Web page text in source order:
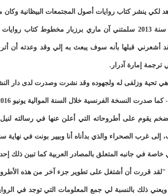
لكي ينشر كتاب روايات أصول المجتمعات البيظانية
في شهر دجمبر سنة 2013 سلمتني آن ماري برزبار مخطوط
أشعرني قبلها بأنه سوف يبعث به إلي وقد وعدته أن
ترجمة إمارة آدرار.
صدرت النسخة الفرنسية خلال السنة الموالية يونيو 2016 لدى كرتلا.
يقوم على أطروحاته التي أعلن عنها في رسالته
خاصة في جانبه المتعلق بالمصادر العربية كما تبين ذلك
"لقد قررت أن أشتغل على تطوير جزء آخر من هذه
ذلك بالنسبة لي جمع المعلومات التي توجد في